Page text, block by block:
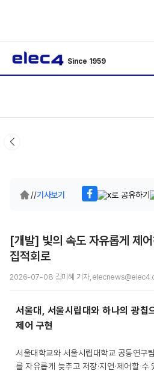
Since 1959
//기사보기
[개발] 빛의 속도 자유롭게 제
집적회로
2026-07-08 김미혜 기자,
서울대, 서울시립대와 하나의 광칩
제어 구현
서울대학교와 서울시립대학교 공동연구
를 자유롭게 늦추고 저장·지연·제어할